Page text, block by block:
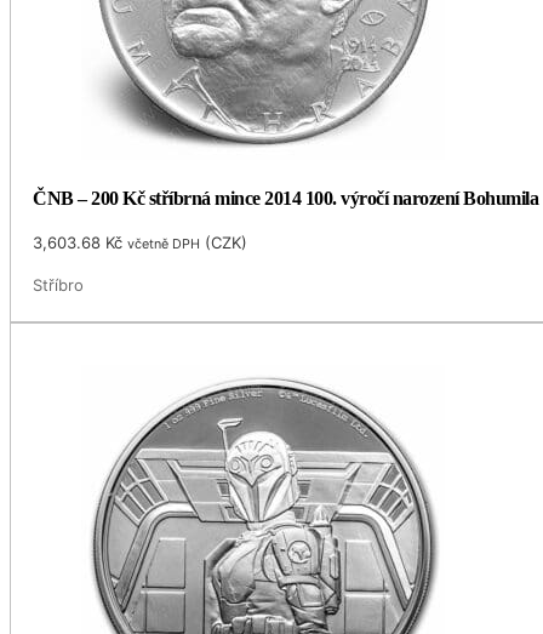
ČNB – 200 Kč stříbrná mince 2014 100. výročí narození
3,603.68 Kč včetně DPH (CZK)
Stříbro